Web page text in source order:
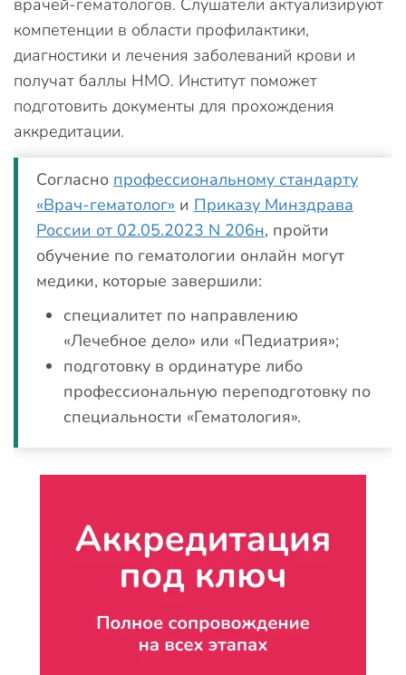
компетенции в области профилактики,
диагностики и лечения заболеваний крови и
получат баллы НМО. Институт поможет
подготовить документы для прохождения
аккредитации.
Согласно профессиональному стандарту
«Врач-гематолог» и Приказу Минздрава
России от 02.05.2023 N 206н, пройти
обучение по гематологии онлайн могут
медики, которые завершили:
специалитет по направлению
«Лечебное дело» или «Педиатрия»;
подготовку в ординатуре либо
профессиональную переподготовку по
специальности «Гематология».